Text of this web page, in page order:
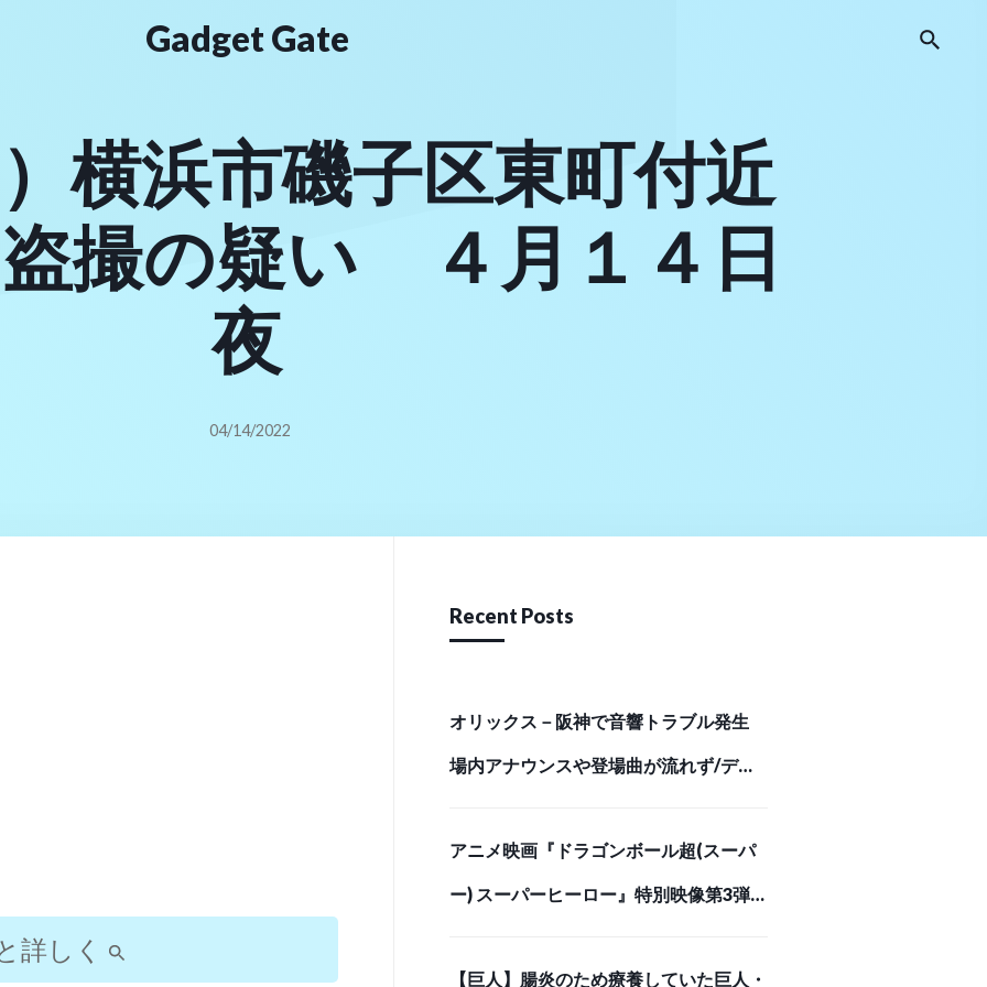
Gadget Gate
横浜市磯子区東町付近
撮の疑い ４月１４日
夜
04/14/2022
詳しく
Recent Posts
オリックス－阪神で音響トラブル発生
場内アナウンスや登場曲が流れず/デイ
アニメ映画『ドラゴンボール超(スーパ
ー) スーパーヒーロー』特別映像第3弾
イムズ
【巨人】腸炎のため療養していた巨人・